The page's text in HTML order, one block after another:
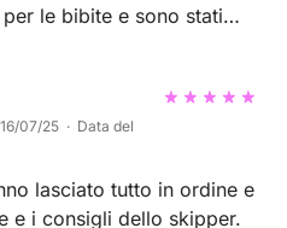
le bibite e sono stati
davvero bene e siamo
con loro.
07/25 · Data del
lasciato tutto in ordine e
e i consigli dello skipper.